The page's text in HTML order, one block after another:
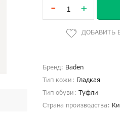
- +
Бренд: Baden
Тип кожи: Гладкая
Тип обуви: Туфли
Страна производства: